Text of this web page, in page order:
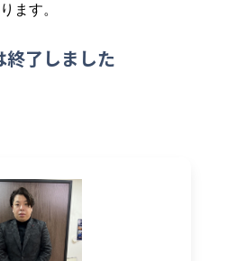
ます。
終了しました